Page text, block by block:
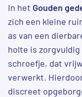
In het Gouden
zich een kleine
as van een
holte is
schroefje, dat
verwerkt.
discreet